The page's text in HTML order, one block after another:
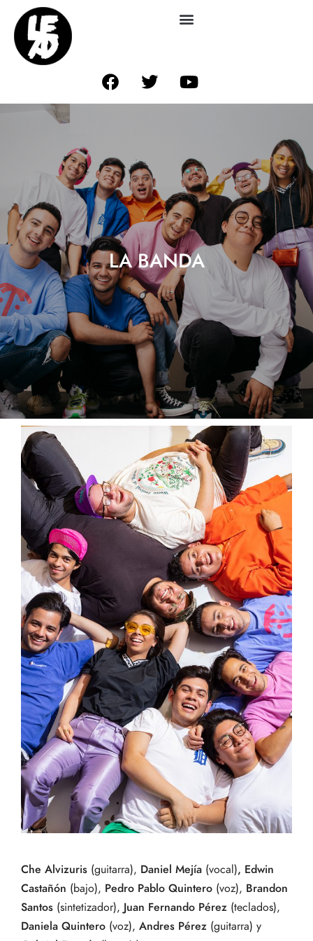
LA BANDA
Che Alvizuris (guitarra), Daniel Mejía (vocal), Edwin
Castañón (bajo), Pedro Pablo Quintero (voz), Brandon
Santos (sintetizador), Juan Fernando Pérez (teclados),
Daniela Quintero (voz), Andres Pérez (guitarra) y